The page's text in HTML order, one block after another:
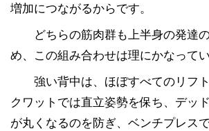
増加につながるからです。
どちらの筋肉群も上半身の発達
め、この組み合わせは理にかなってい
強い背中は、ほぼすべてのリフ
クワットでは直立姿勢を保ち、デッ
が丸くなるのを防ぎ、ベンチプレス